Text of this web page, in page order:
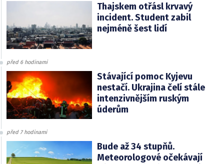
Thajskem otřásl krvavý
incident. Student zabil
nejméně šest lidí
před 6 hodinami
Stávající pomoc Kyjevu
nestačí. Ukrajina čelí stále
intenzivnějším ruským
úderům
před 7 hodinami
Bude až 34 stupňů.
Meteorologové očekávají